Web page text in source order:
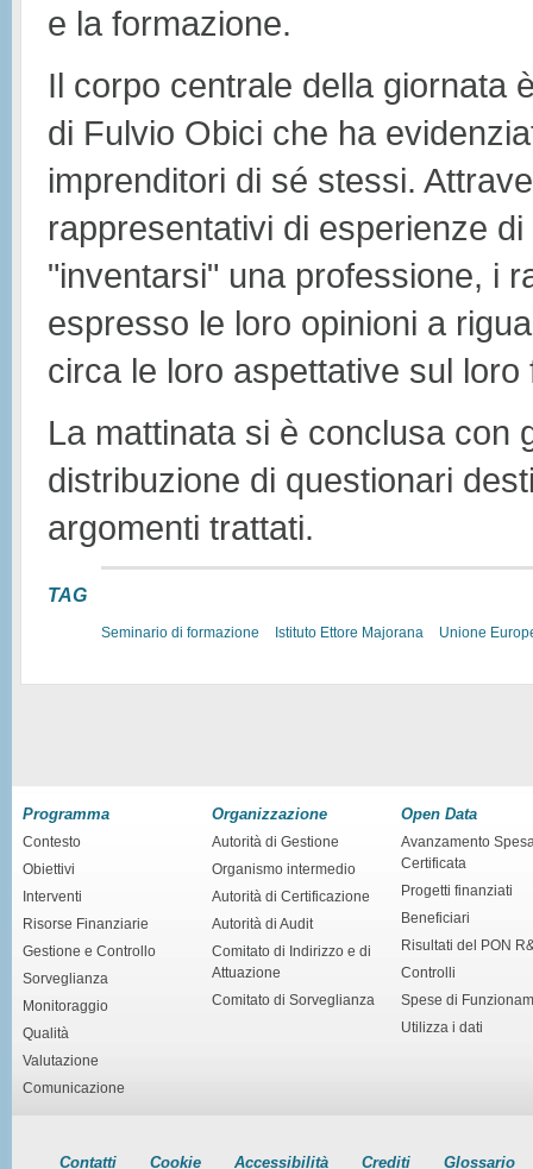
e la formazione.
Il corpo centrale della giornata
di Fulvio Obici che ha
imprenditori di sé stessi.
rappresentativi di esperienze
"inventarsi" una professione, i
espresso le loro opinioni a
circa le loro aspettative sul
La mattinata si è conclusa con
distribuzione di questionari
argomenti trattati.
TAG
Seminario di formazione Istituto Ettore Majorana Unione
Programma
Contesto
Obiettivi
Interventi
Risorse Finanziarie
Gestione e Controllo
Sorveglianza
Monitoraggio
Qualità
Valutazione
Comunicazione
Organizzazione
Autorità di Gestione
Organismo intermedio
Autorità di Certificazione
Autorità di Audit
Comitato di Indirizzo e di
Attuazione
Comitato di Sorveglianza
Open Data
Avanzamento
Certificata
Progetti finanziati
Beneficiari
Risultati del PON
Controlli
Spese di
Utilizza i dati
Contatti Cookie Accessibilità Crediti Glossario